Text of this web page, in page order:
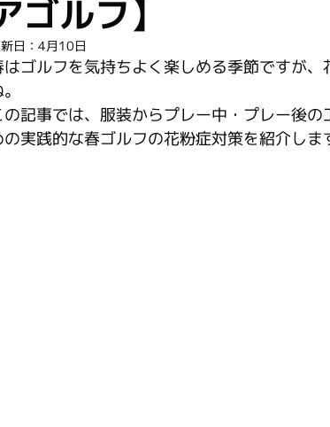
ゴルフ】
日： 4月10日
はゴルフを気持ちよく楽しめる季節ですが
の記事では、服装からプレー中・プレー後
の実践的な春ゴルフの花粉症対策を紹介しま